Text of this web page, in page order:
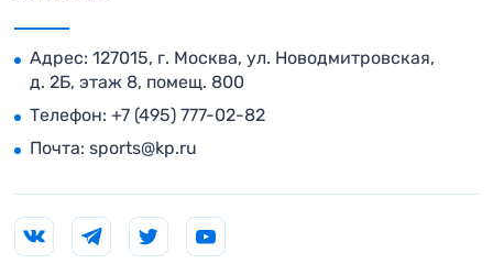
Адрес: 127015, г. Москва, ул. Новодмитровская,
д. 2Б, этаж 8, помещ. 800
Телефон: +7 (495) 777-02-82
Почта: sports@kp.ru